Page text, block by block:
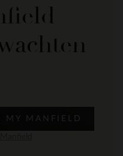
MY MANFIELD